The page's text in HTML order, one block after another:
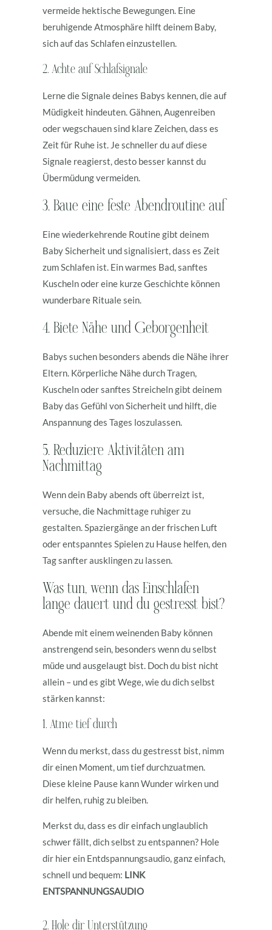
vermeide hektische Bewegungen. Eine
beruhigende Atmosphäre hilft deinem Baby,
sich auf das Schlafen einzustellen.
2. Achte auf Schlafsignale
Lerne die Signale deines Babys kennen, die auf
Müdigkeit hindeuten. Gähnen, Augenreiben
oder wegschauen sind klare Zeichen, dass es
Zeit für Ruhe ist. Je schneller du auf diese
Signale reagierst, desto besser kannst du
Übermüdung vermeiden.
3. Baue eine feste Abendroutine auf
Eine wiederkehrende Routine gibt deinem
Baby Sicherheit und signalisiert, dass es Zeit
zum Schlafen ist. Ein warmes Bad, sanftes
Kuscheln oder eine kurze Geschichte können
wunderbare Rituale sein.
4. Biete Nähe und Geborgenheit
Babys suchen besonders abends die Nähe ihrer
Eltern. Körperliche Nähe durch Tragen,
Kuscheln oder sanftes Streicheln gibt deinem
Baby das Gefühl von Sicherheit und hilft, die
Anspannung des Tages loszulassen.
5. Reduziere Aktivitäten am
Nachmittag
Wenn dein Baby abends oft überreizt ist,
versuche, die Nachmittage ruhiger zu
gestalten. Spaziergänge an der frischen Luft
oder entspanntes Spielen zu Hause helfen, den
Tag sanfter ausklingen zu lassen.
Was tun, wenn das Einschlafen
lange dauert und du gestresst bist?
Abende mit einem weinenden Baby können
anstrengend sein, besonders wenn du selbst
müde und ausgelaugt bist. Doch du bist nicht
allein – und es gibt Wege, wie du dich selbst
stärken kannst:
1. Atme tief durch
Wenn du merkst, dass du gestresst bist, nimm
dir einen Moment, um tief durchzuatmen.
Diese kleine Pause kann Wunder wirken und
dir helfen, ruhig zu bleiben.
Merkst du, dass es dir einfach unglaublich
schwer fällt, dich selbst zu entspannen? Hole
dir hier ein Entdspannungsaudio, ganz einfach,
schnell und bequem: LINK
ENTSPANNUNGSAUDIO
2. Hole dir Unterstützung